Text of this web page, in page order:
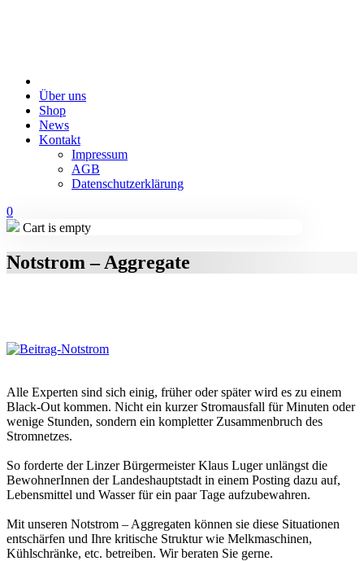
Über uns
Shop
News
Kontakt
Impressum
AGB
Datenschutzerklärung
0
Cart is empty
Notstrom – Aggregate
Alle Experten sind sich einig, früher oder später wird es zu einem
Black-Out kommen. Nicht ein kurzer Stromausfall für Minuten oder
wenige Stunden, sondern ein kompletter Zusammenbruch des
Stromnetzes.
So forderte der Linzer Bürgermeister Klaus Luger unlängst die
BewohnerInnen der Landeshauptstadt in einem Posting dazu auf,
Lebensmittel und Wasser für ein paar Tage aufzubewahren.
Mit unseren Notstrom – Aggregaten können sie diese Situationen
entschärfen und Ihre kritische Struktur wie Melkmaschinen,
Kühlschränke, etc. betreiben. Wir beraten Sie gerne.